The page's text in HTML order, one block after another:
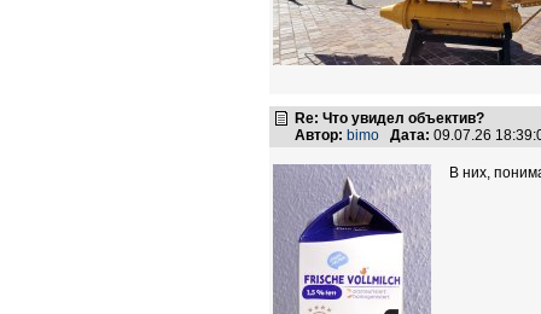
Re: Что увидел объектив?
Автор: bimo Дата: 09.07.26
В них,